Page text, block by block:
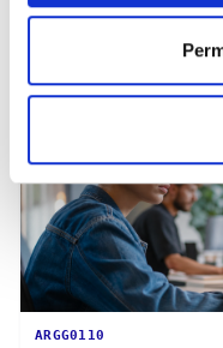
DIRECCIÓN Y
TIEMPO LIBRE
Certificado de
2ediciones disponibles
Certificado
ARGG0110